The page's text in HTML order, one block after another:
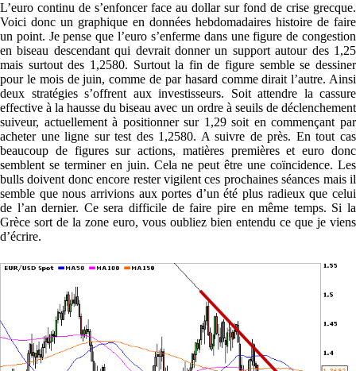
L’euro continu de s’enfoncer face au dollar sur fond de crise grecque.
Voici donc un graphique en données hebdomadaires histoire de faire
un point. Je pense que l’euro s’enferme dans une figure de congestion
en biseau descendant qui devrait donner un support autour des 1,25
mais surtout des 1,2580. Surtout la fin de figure semble se dessiner
pour le mois de juin, comme de par hasard comme dirait l’autre. Ainsi
deux stratégies s’offrent aux investisseurs. Soit attendre la cassure
effective à la hausse du biseau avec un ordre à seuils de déclenchement
suiveur, actuellement à positionner sur 1,29 soit en commençant par
acheter une ligne sur test des 1,2580. A suivre de près. En tout cas
beaucoup de figures sur actions, matières premières et euro donc
semblent se terminer en juin. Cela ne peut être une coïncidence. Les
bulls doivent donc encore rester vigilent ces prochaines séances mais il
semble que nous arrivions aux portes d’un été plus radieux que celui
de l’an dernier. Ce sera difficile de faire pire en même temps. Si la
Grèce sort de la zone euro, vous oubliez bien entendu ce que je viens
d’écrire.